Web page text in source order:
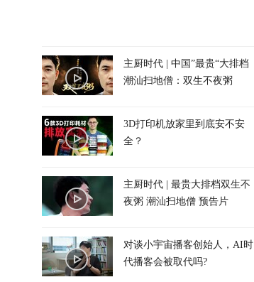
主厨时代 | 中国”最贵“大排档
潮汕扫地僧：双生不夜粥
3D打印机放家里到底安不安
全？
主厨时代 | 最贵大排档双生不
夜粥 潮汕扫地僧 预告片
对谈小宇宙播客创始人，AI时
代播客会被取代吗?